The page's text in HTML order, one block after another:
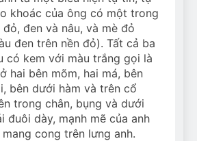
khoác của ông có một trong
đỏ, đen và nâu, và mè đỏ
đen trên nền đỏ). Tất cả ba
có kem với màu trắng gọi là
hai bên mõm, hai má, bên
bên dưới hàm và trên cổ
trong chân, bụng và dưới
đuôi dày, mạnh mẽ của anh
cong trên lưng anh.